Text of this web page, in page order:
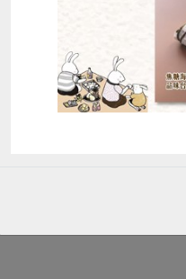
200公克/盒
環
$50